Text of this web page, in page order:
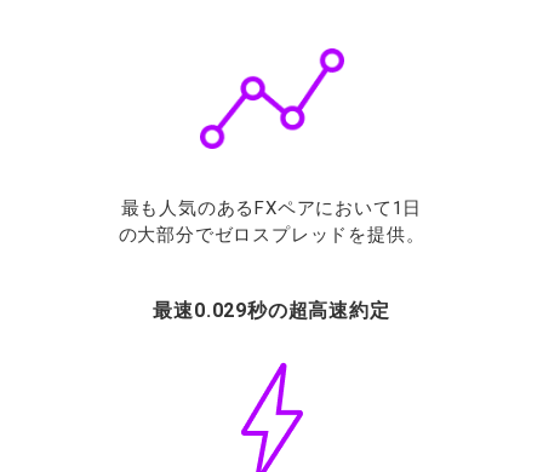
最も人気のあるFXペアにおいて1日
の大部分でゼロスプレッドを提供。
最速0.029秒の超高速約定